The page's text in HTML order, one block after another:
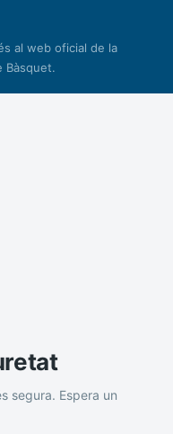
al web oficial de la
Bàsquet.
segura. Espera un